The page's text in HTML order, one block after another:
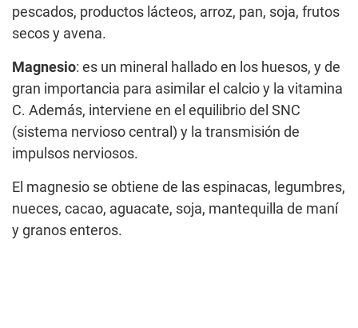
pescados, productos lácteos, arroz, pan, soja, frutos
secos y avena.
Magnesio: es un mineral hallado en los huesos, y de
gran importancia para asimilar el calcio y la vitamina
C. Además, interviene en el equilibrio del SNC
(sistema nervioso central) y la transmisión de
impulsos nerviosos.
El magnesio se obtiene de las espinacas, legumbres,
nueces, cacao, aguacate, soja, mantequilla de maní
y granos enteros.